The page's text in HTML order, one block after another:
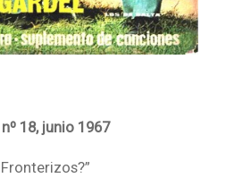
nº 18, junio 1967